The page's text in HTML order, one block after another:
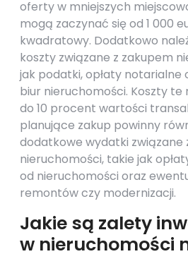
oferty w mniejszych
mogą zaczynać się od 1 000
kwadratowy. Dodatkowo
koszty związane z zakupem
jak podatki, opłaty notarialne
biur nieruchomości. Koszty te
do 10 procent wartości
planujące zakup powinny
dodatkowe wydatki związane
nieruchomości, takie jak
od nieruchomości oraz
remontów czy modernizacji.
Jakie są zalety
w nieruchomości